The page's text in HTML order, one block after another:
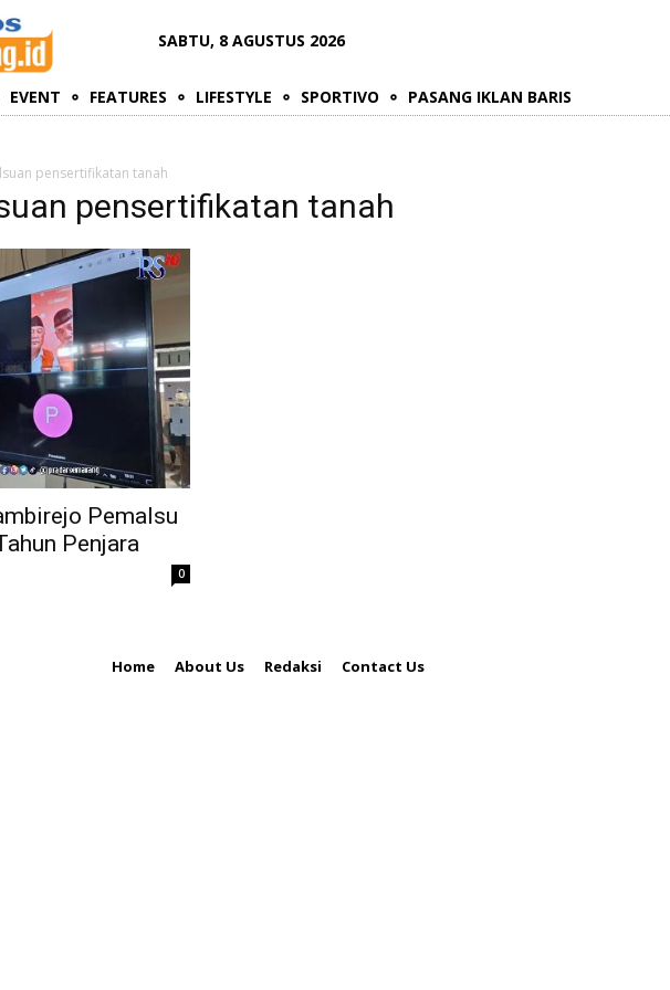
SABTU, 8 AGUSTUS 2026
EVENT FEATURES LIFESTYLE SPORTIVO PASANG IKLAN BARIS
pensertifikatan tanah
pensertifikatan tanah
Pemalsu
Penjara
0
Home About Us Redaksi Contact Us